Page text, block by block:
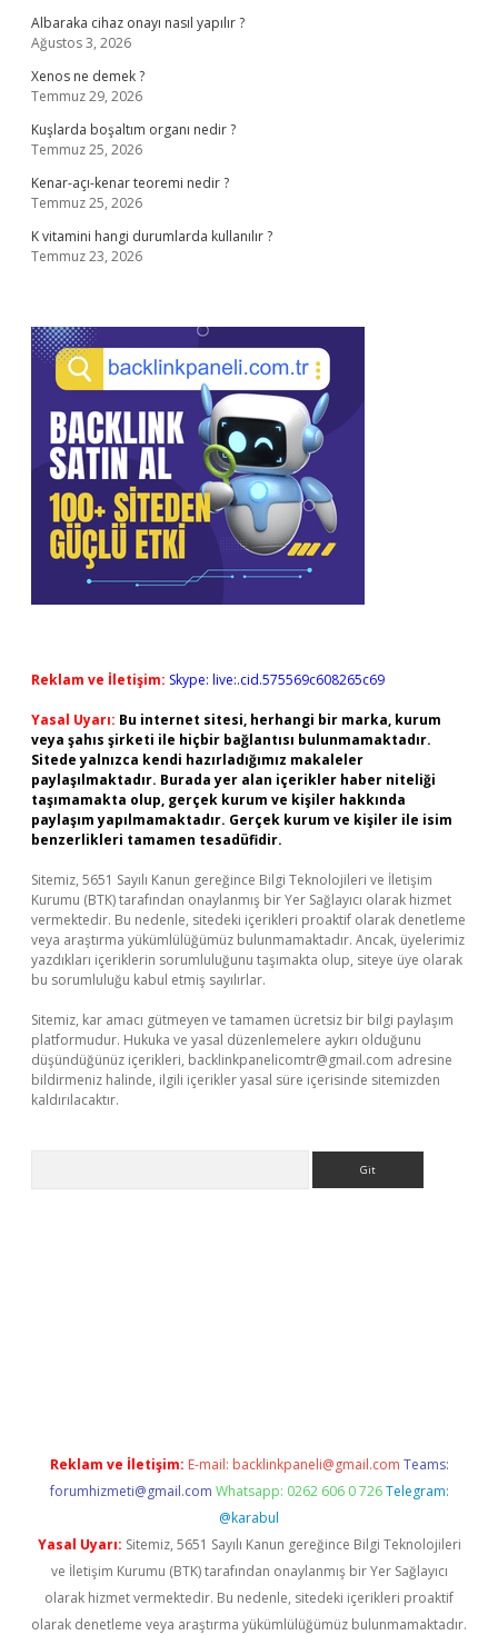
Albaraka cihaz onayı nasıl yapılır ?
Ağustos 3, 2026
Xenos ne demek ?
Temmuz 29, 2026
Kuşlarda boşaltım organı nedir ?
Temmuz 25, 2026
Kenar-açı-kenar teoremi nedir ?
Temmuz 25, 2026
K vitamini hangi durumlarda kullanılır ?
Temmuz 23, 2026
Reklam ve İletişim: Skype: live:.cid.575569c608265c69
Yasal Uyarı: Bu internet sitesi, herhangi bir marka, kurum
veya şahıs şirketi ile hiçbir bağlantısı bulunmamaktadır.
Sitede yalnızca kendi hazırladığımız makaleler
paylaşılmaktadır. Burada yer alan içerikler haber niteliği
taşımamakta olup, gerçek kurum ve kişiler hakkında
paylaşım yapılmamaktadır. Gerçek kurum ve kişiler ile isim
benzerlikleri tamamen tesadüfidir.
Sitemiz, 5651 Sayılı Kanun gereğince Bilgi Teknolojileri ve İletişim
Kurumu (BTK) tarafından onaylanmış bir Yer Sağlayıcı olarak hizmet
vermektedir. Bu nedenle, sitedeki içerikleri proaktif olarak denetleme
veya araştırma yükümlülüğümüz bulunmamaktadır. Ancak, üyelerimiz
yazdıkları içeriklerin sorumluluğunu taşımakta olup, siteye üye olarak
bu sorumluluğu kabul etmiş sayılırlar.
Sitemiz, kar amacı gütmeyen ve tamamen ücretsiz bir bilgi paylaşım
platformudur. Hukuka ve yasal düzenlemelere aykırı olduğunu
düşündüğünüz içerikleri, backlinkpanelicomtr@gmail.com adresine
bildirmeniz halinde, ilgili içerikler yasal süre içerisinde sitemizden
kaldırılacaktır.
Reklam ve İletişim: E-mail: backlinkpaneli@gmail.com Teams:
forumhizmeti@gmail.com Whatsapp: 0262 606 0 726 Telegram:
@karabul
Yasal Uyarı: Sitemiz, 5651 Sayılı Kanun gereğince Bilgi Teknolojileri
ve İletişim Kurumu (BTK) tarafından onaylanmış bir Yer Sağlayıcı
olarak hizmet vermektedir. Bu nedenle, sitedeki içerikleri proaktif
olarak denetleme veya araştırma yükümlülüğümüz bulunmamaktadır.